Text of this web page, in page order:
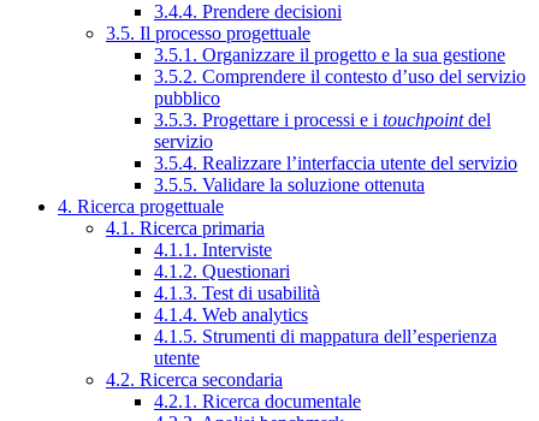
3.4.4. Prendere decisioni
3.5. Il processo progettuale
3.5.1. Organizzare il progetto e la sua gestione
3.5.2. Comprendere il contesto d’uso del servizio
pubblico
3.5.3. Progettare i processi e i touchpointdel
servizio
3.5.4. Realizzare l’interfaccia utente del servizio
3.5.5. Validare la soluzione ottenuta
4. Ricerca progettuale
4.1. Ricerca primaria
4.1.1. Interviste
4.1.2. Questionari
4.1.3. Test di usabilità
4.1.4. Web analytics
4.1.5. Strumenti di mappatura dell’esperienza
utente
4.2. Ricerca secondaria
4.2.1. Ricerca documentale